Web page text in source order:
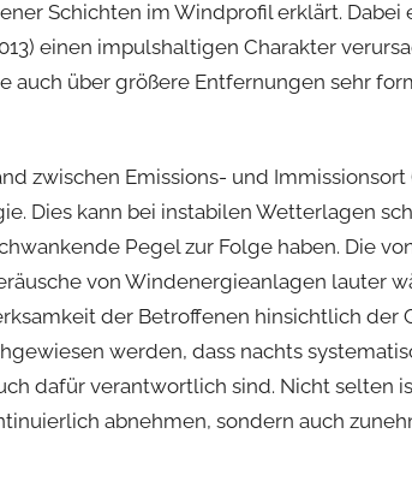
Schichten im Windprofil erklärt. Dabei
einen impulshaltigen Charakter
auch über größere Entfernungen sehr
zwischen Emissions- und
Dies kann bei instabilen Wetterlagen
Pegel zur Folge haben. Die
von Windenergieanlagen lauter
der Betroffenen hinsichtlich der
werden, dass nachts
dafür verantwortlich sind. Nicht selten
abnehmen, sondern auch